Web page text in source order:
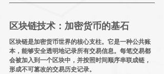
区块链技术：加密货币的基石
区块链是加密货币世界的核心支柱。它是一种公共账
本，能够安全透明地记录所有交易信息。每笔交易都
会被加入到一个区块中，并按照时间顺序串联成链，
形成不可篡改的交易历史记录。